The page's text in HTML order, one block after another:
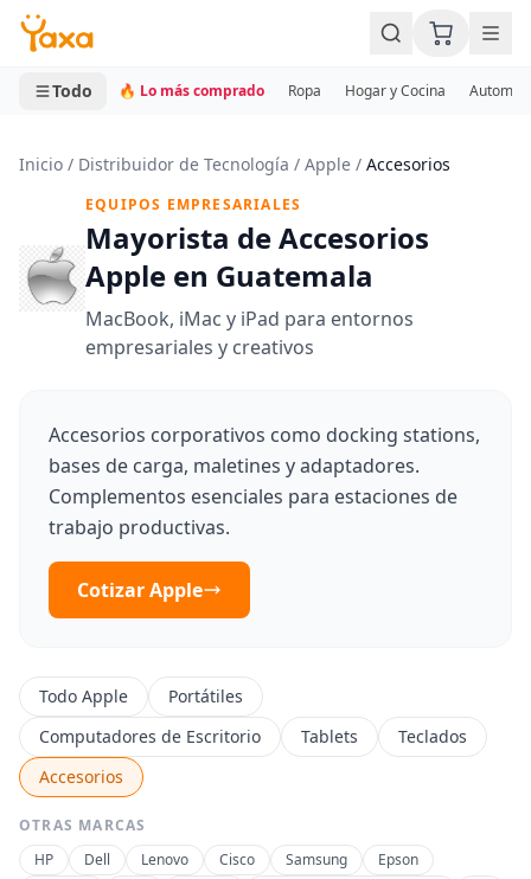
MINI CARRITO
0 productos
Todo 🔥 Lo más comprado Ropa Hogar y Cocina
Inicio / Distribuidor de Tecnología / Apple / Accesorios
EQUIPOS EMPRESARIALES
Mayorista de Accesorios
Apple en Guatemala
MacBook, iMac y iPad para entornos
empresariales y creativos
Accesorios corporativos como docking stations,
bases de carga, maletines y adaptadores.
Complementos esenciales para estaciones de
trabajo productivas.
Cotizar Apple
Todo Apple
Portátiles
Computadores de Escritorio
Tablets
Teclados
Accesorios
OTRAS MARCAS
HP
Dell Lenovo Cisco Samsung
Epson